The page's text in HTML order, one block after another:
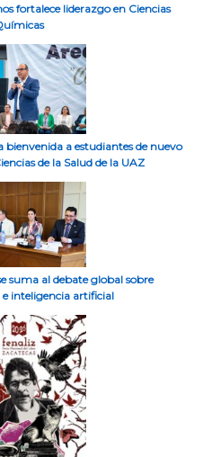
fortalece liderazgo en Ciencias
a estudiantes de nuevo
de la Salud de la UAZ
suma al debate global sobre
inteligencia artificial